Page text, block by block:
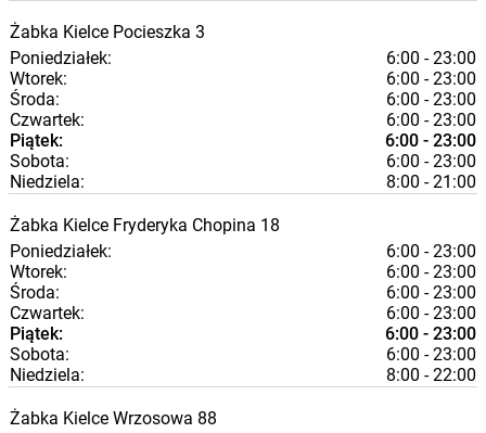
Żabka Kielce Pocieszka 3
Poniedziałek:
6:00 - 23:00
Wtorek:
6:00 - 23:00
Środa:
6:00 - 23:00
Czwartek:
6:00 - 23:00
Piątek:
6:00 - 23:00
Sobota:
6:00 - 23:00
Niedziela:
8:00 - 21:00
Żabka Kielce Fryderyka Chopina 18
Poniedziałek:
6:00 - 23:00
Wtorek:
6:00 - 23:00
Środa:
6:00 - 23:00
Czwartek:
6:00 - 23:00
Piątek:
6:00 - 23:00
Sobota:
6:00 - 23:00
Niedziela:
8:00 - 22:00
Żabka Kielce Wrzosowa 88